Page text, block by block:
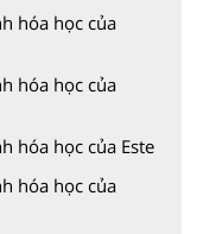
hóa học của
hóa học của
hóa học của Este
hóa học của